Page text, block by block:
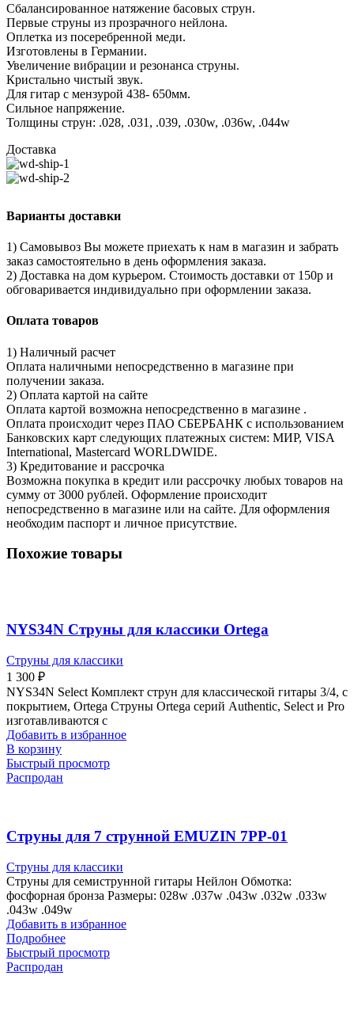
Сбалансированное натяжение басовых струн.
Первые струны из прозрачного нейлона.
Оплетка из посеребренной меди.
Изготовлены в Германии.
Увеличение вибрации и резонанса струны.
Кристально чистый звук.
Для гитар с мензурой 438- 650мм.
Сильное напряжение.
Толщины струн: .028, .031, .039, .030w, .036w, .044w
Доставка
Варианты доставки
1) Самовывоз Вы можете приехать к нам в магазин и забрать
заказ самостоятельно в день оформления заказа.
2) Доставка на дом курьером. Стоимость доставки от 150р и
обговаривается индивидуально при оформлении заказа.
Оплата товаров
1) Наличный расчет
Оплата наличными непосредственно в магазине при
получении заказа.
2) Оплата картой на сайте
Оплата картой возможна непосредственно в магазине .
Оплата происходит через ПАО СБЕРБАНК с использованием
Банковских карт следующих платежных систем: МИР, VISA
International, Mastercard WORLDWIDE.
3) Кредитование и рассрочка
Возможна покупка в кредит или рассрочку любых товаров на
сумму от 3000 рублей. Оформление происходит
непосредственно в магазине или на сайте. Для оформления
необходим паспорт и личное присутствие.
Похожие товары
NYS34N Струны для классики Ortega
Струны для классики
1 300 ₽
NYS34N Select Комплект струн для классической гитары 3/4, с
покрытием, Ortega Струны Ortega серий Authentic, Select и Pro
изготавливаются с
Добавить в избранное
В корзину
Быстрый просмотр
Распродан
Струны для 7 струнной EMUZIN 7PP-01
Струны для классики
Струны для семиструнной гитары Нейлон Обмотка:
фосфорная бронза Размеры: 028w .037w .043w .032w .033w
.043w .049w
Добавить в избранное
Подробнее
Быстрый просмотр
Распродан